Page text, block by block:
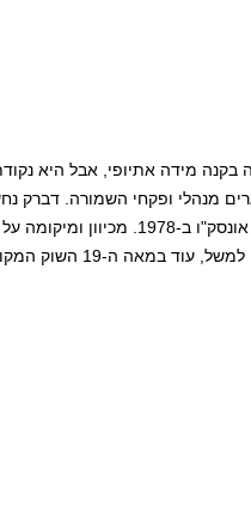
בקנה מידה אתיופי, אבל היא
מנהלי ופקחי השמורה. דברק
הכרזת הפארק כאתר מורשת עולמית של
לגונדר, היא שימשה תמיד